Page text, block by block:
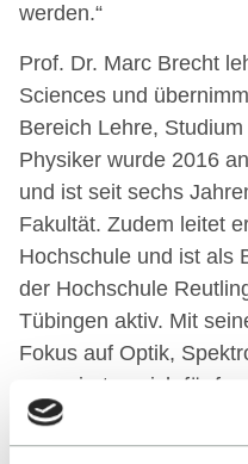
werden.“
Prof. Dr. Marc Brecht
Sciences und
Bereich Lehre,
Physiker wurde 2016
und ist seit sechs
Fakultät. Zudem leitet
Hochschule und ist als
der Hochschule
Tübingen aktiv. Mit
Fokus auf Optik,
engagiert er sich für
Kooperationen.